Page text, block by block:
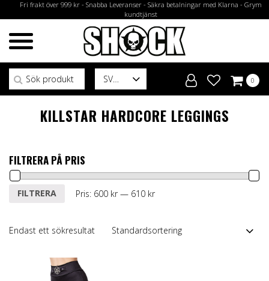
Fri frakt över 999 kr - Snabba Leveranser - Säkra betalningar med Klarna - Grym
kundtjänst
SV
Sök efter:
0
KILLSTAR HARDCORE LEGGINGS
FILTRERA PÅ PRIS
Min
MaxFILTRERA Pris: 600 kr— 610 kr
Endast ett sökresultat